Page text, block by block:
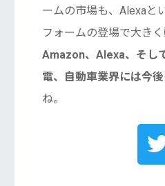
ームの市場も、Alexaと
フォームの登場で大きく
Amazon、Alexa、そし
電、自動車業界には今後
ね。